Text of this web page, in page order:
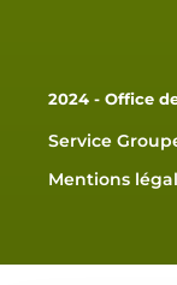
2024 - Office
Service
Mentions